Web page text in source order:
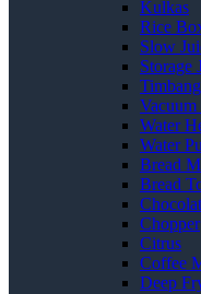
Kulkas
Rice
Slow
Storage
Vacuum
Water
Water
Bread
Bread
Chopper
Citrus
Coffee
Deep